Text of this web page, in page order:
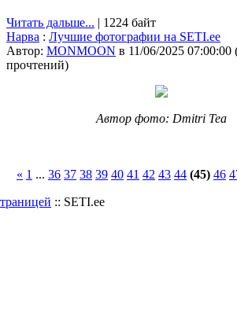
Читать дальше... | 1224 байт
Нарва : Лучшие фотографии на SETI.ee
Автор: MONMOON в 11/06/2025 07:00:00
прочтений)
Автор фото: Dmitri Tea
« 1 ... 36 37 38 39 40 41 42 43 44 (45) 46
:: SETI.ee